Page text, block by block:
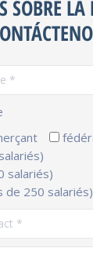
SOBRE
salariés)
de 250 salariés)